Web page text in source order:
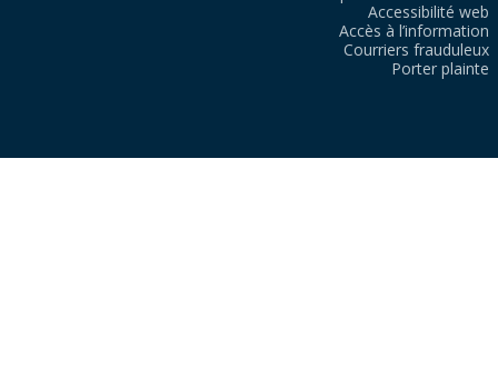
Accessibilité web
Accès à l’information
Courriers frauduleux
Porter plainte